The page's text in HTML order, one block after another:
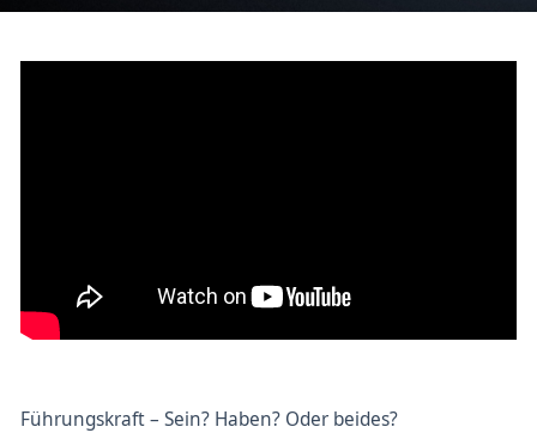
Führungskraft – Sein? Haben? Oder beides?